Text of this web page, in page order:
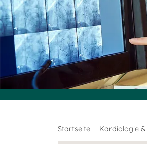
Startseite Kardiologie